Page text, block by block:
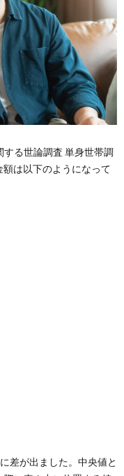
る世論調査 単身世帯調
は以下のようになって
差が出ました。中央値と